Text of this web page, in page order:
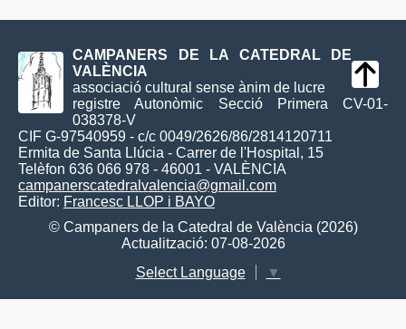
CAMPANERS DE LA CATEDRAL DE
VALÈNCIA
associació cultural sense ànim de lucre
registre Autonòmic Secció Primera CV-01-
038378-V
CIF G-97540959 - c/c 0049/2626/86/2814120711
Ermita de Santa Llúcia - Carrer de l'Hospital, 15
Telèfon 636 066 978 - 46001 - VALÈNCIA
campanerscatedralvalencia@gmail.com
Editor: Francesc LLOP i BAYO
© Campaners de la Catedral de València (2026)
Actualització: 07-08-2026
Select Language
▼